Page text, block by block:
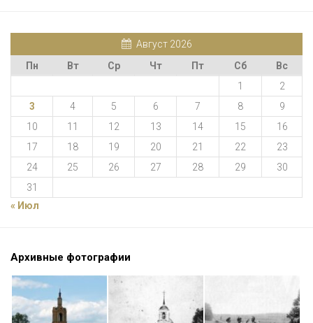
Август 2026
Пн
Вт Ср Чт Пт Сб
Вс
1
2
3
4 5 6 7 8
9
10
11 12 13 14 15
16
17
18 19 20 21 22
23
24
25 26 27 28 29
30
31
« Июл
Архивные фотографии